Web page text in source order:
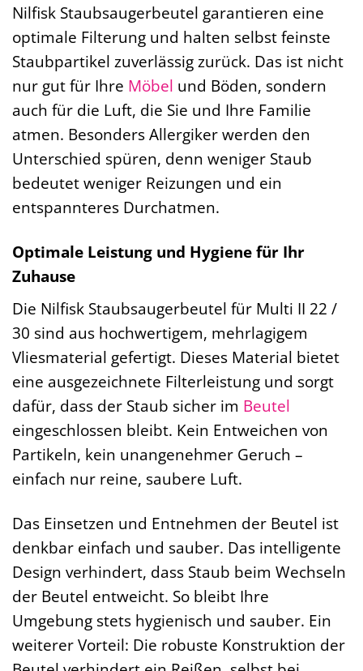
Nilfisk Staubsaugerbeutel garantieren eine
optimale Filterung und halten selbst feinste
Staubpartikel zuverlässig zurück. Das ist nicht
nur gut für Ihre Möbel und Böden, sondern
auch für die Luft, die Sie und Ihre Familie
atmen. Besonders Allergiker werden den
Unterschied spüren, denn weniger Staub
bedeutet weniger Reizungen und ein
entspannteres Durchatmen.
Optimale Leistung und Hygiene für Ihr
Zuhause
Die Nilfisk Staubsaugerbeutel für Multi II 22 /
30 sind aus hochwertigem, mehrlagigem
Vliesmaterial gefertigt. Dieses Material bietet
eine ausgezeichnete Filterleistung und sorgt
dafür, dass der Staub sicher im Beutel
eingeschlossen bleibt. Kein Entweichen von
Partikeln, kein unangenehmer Geruch –
einfach nur reine, saubere Luft.
Das Einsetzen und Entnehmen der Beutel ist
denkbar einfach und sauber. Das intelligente
Design verhindert, dass Staub beim Wechseln
der Beutel entweicht. So bleibt Ihre
Umgebung stets hygienisch und sauber. Ein
weiterer Vorteil: Die robuste Konstruktion der